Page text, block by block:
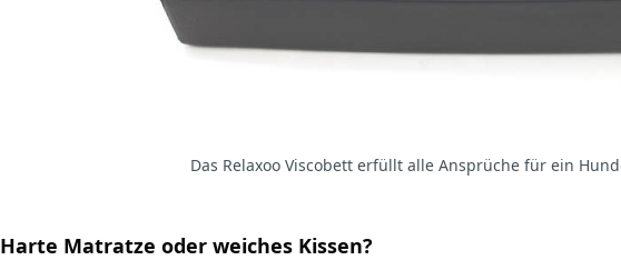
Das Relaxoo Viscobett erfüllt alle Ansprüche für ein
Harte Matratze oder weiches Kissen?